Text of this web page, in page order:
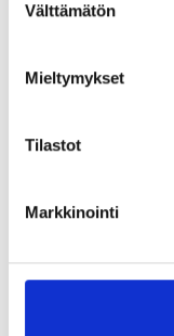
valinta
Välttämätön
Mieltymykset
Tilastot
Markkinointi
ETÄTYÖN
IHMISTEN